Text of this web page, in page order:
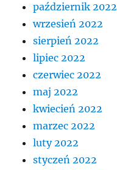
październik 2022
wrzesień 2022
sierpień 2022
lipiec 2022
czerwiec 2022
maj 2022
kwiecień 2022
marzec 2022
luty 2022
styczeń 2022